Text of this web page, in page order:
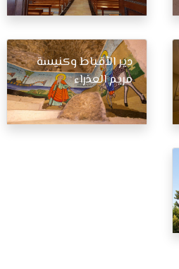
دير الأقباط وكنيسة
مريم العذراء